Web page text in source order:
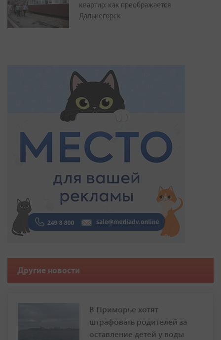
квартир: как преображается
Дальнегорск
Другие новости
В Приморье хотят
штрафовать родителей за
оставление детей у воды